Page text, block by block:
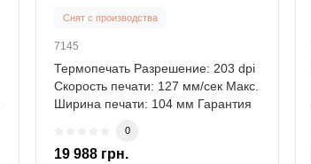
Снят с производства
7145
Термопечать Разрешение: 203 dpi
Скорость печати: 127 мм/сек Макс.
Ширина печати: 104 мм Гарантия
0
19 988 грн.